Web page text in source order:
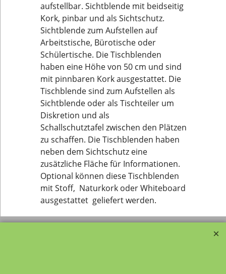
aufstellbar. Sichtblende mit beidseitig
Kork, pinbar und als Sichtschutz.
Sichtblende zum Aufstellen auf
Arbeitstische, Bürotische oder
Schülertische. Die Tischblenden
haben eine Höhe von 50 cm und sind
mit pinnbaren Kork ausgestattet. Die
Tischblende sind zum Aufstellen als
Sichtblende oder als Tischteiler um
Diskretion und als
Schallschutztafel zwischen den Plätzen
zu schaffen. Die Tischblenden haben
neben dem Sichtschutz eine
zusätzliche Fläche für Informationen.
Optional können diese Tischblenden
mit Stoff, Naturkork oder Whiteboard
ausgestattet geliefert werden.